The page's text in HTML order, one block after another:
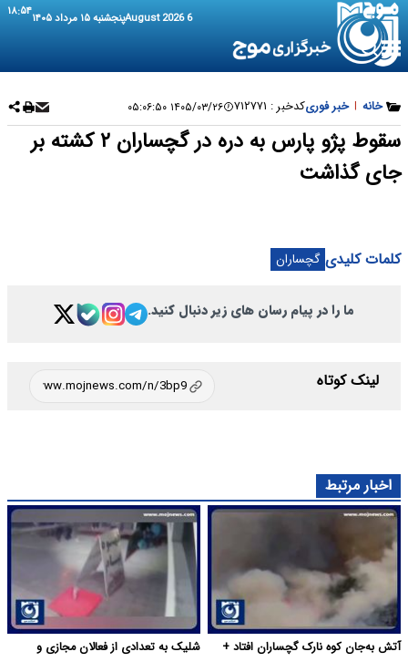
6 August 2026 پنجشنبه ۱۵ مرداد ۱۴۰۵ ۱۸:۵۴
خانه | خبر فوریکدخبر : ۷۱۲۷۷۱ ۱۴۰۵/۰۳/۲۶ ۰۵:۰۶:۵۰
سقوط پژو پارس به دره در گچساران ۲ کشته بر
جای گذاشت
کلمات کلیدی گچساران
ما را در پیام رسان های زیر دنبال کنید.
لینک کوتاه
اخبار مرتبط
آتش‌ به‌جان کوه نارک گچساران افتاد +
شلیک به تعدادی از فعالان مجازی و